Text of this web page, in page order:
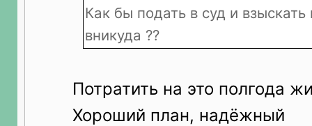
Как бы подать в суд и
вникуда ??
Потратить на это полгода
Хороший план, надёжный